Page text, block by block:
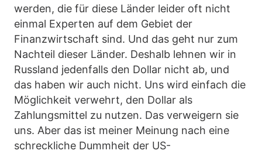
werden, die für diese Länder leider oft nicht
einmal Experten auf dem Gebiet der
Finanzwirtschaft sind. Und das geht nur zum
Nachteil dieser Länder. Deshalb lehnen wir in
Russland jedenfalls den Dollar nicht ab, und
das haben wir auch nicht. Uns wird einfach die
Möglichkeit verwehrt, den Dollar als
Zahlungsmittel zu nutzen. Das verweigern sie
uns. Aber das ist meiner Meinung nach eine
schreckliche Dummheit der US-